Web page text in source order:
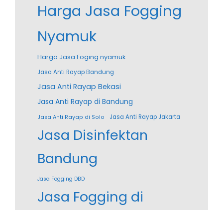
Harga Jasa Fogging
Nyamuk
Harga Jasa Foging nyamuk
Jasa Anti Rayap Bandung
Jasa Anti Rayap Bekasi
Jasa Anti Rayap di Bandung
Jasa Anti Rayap di Solo Jasa Anti Rayap Jakarta
Jasa Disinfektan
Bandung
Jasa Fogging DBD
Jasa Fogging di